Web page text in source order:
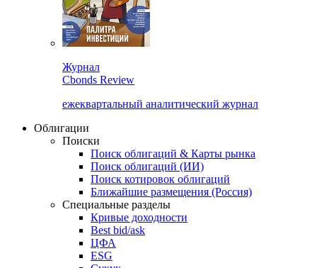
Журнал
Cbonds Review
ежеквартальный аналитический журнал
Облигации
Поиски
Поиск облигаций & Карты рынка
Поиск облигаций (ИИ)
Поиск котировок облигаций
Ближайшие размещения (Россия)
Специальные разделы
Кривые доходности
Best bid/ask
ЦФА
ESG